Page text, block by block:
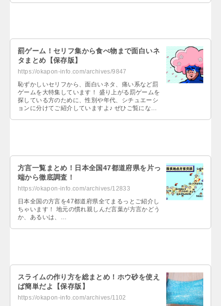
罰ゲーム！セリフ集から食べ物まで面白いネ
タまとめ【保存版】
https://okapon-info.com/archives/9847
恥ずかしいセリフから、面白いネタ、痛い系など罰
ゲームを大特集しています！ 盛り上がる罰ゲームを
探している方のために、性別や年代、シチュエーシ
ョンに分けてご紹介していますよ♪ ぜひご覧になっ
方言一覧まとめ！日本全国47都道府県を片っ
端から徹底調査！
https://okapon-info.com/archives/12833
日本全国の方言を47都道府県全てまるっとご紹介し
ちゃいます！ 地元の慣れ親しんだ言葉が方言かどう
か、あるいは、…
スライムの作り方を総まとめ！ホウ砂を使え
ば簡単だよ【保存版】
https://okapon-info.com/archives/1102